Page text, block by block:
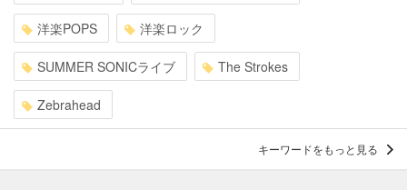
洋楽POPS 洋楽ロック
SUMMER SONICライブ The Strokes
Zebrahead
キーワードをもっと見る